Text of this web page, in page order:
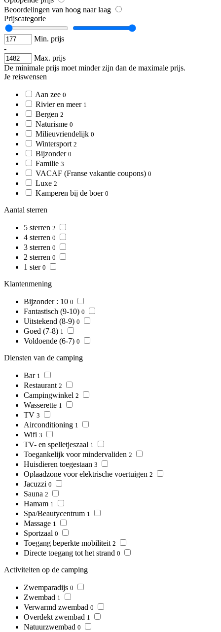
Beoordelingen van hoog naar laag
Prijscategorie
Min. prijs
-
Max. prijs
De minimale prijs moet minder zijn dan de maximale prijs.
Je reiswensen
Aan zee 0
Rivier en meer 1
Bergen 2
Naturisme 0
Milieuvriendelijk 0
Wintersport 2
Bijzonder 0
Familie 3
VACAF (Franse vakantie coupons) 0
Luxe 2
Kamperen bij de boer 0
Aantal sterren
5 sterren 2
4 sterren 0
3 sterren 0
2 sterren 0
1 ster 0
Klantenmening
Bijzonder : 10 0
Fantastisch (9-10) 0
Uitstekend (8-9) 0
Goed (7-8) 1
Voldoende (6-7) 0
Diensten van de camping
Bar 1
Restaurant 2
Campingwinkel 2
Wasserette 1
TV 3
Airconditioning 1
Wifi 3
TV- en spelletjeszaal 1
Toegankelijk voor mindervaliden 2
Huisdieren toegestaan 3
Oplaadzone voor elektrische voertuigen 2
Jacuzzi 0
Sauna 2
Hamam 1
Spa/Beautycentrum 1
Massage 1
Sportzaal 0
Toegang beperkte mobiliteit 2
Directe toegang tot het strand 0
Activiteiten op de camping
Zwemparadijs 0
Zwembad 1
Verwarmd zwembad 0
Overdekt zwembad 1
Natuurzwembad 0